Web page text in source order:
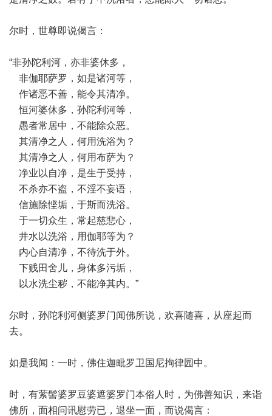
尔时，世尊即说偈言：
“非孙陀利河，亦非婆休多，
非伽耶萨罗，如是诸河等，
作诸恶不善，能令其清净。
恒河婆休多，孙陀利河等，
愚者常居中，不能除众恶。
其清净之人，何用洗浴为？
其清净之人，何用布萨为？
净业以自净，是生于受持，
不杀亦不盗，不淫不妄语，
信施除悭垢，于斯而洗浴。
于一切众生，常起慈悲心，
井水以洗浴，用伽耶等为？
内心自清净，不待洗于外。
下贱田舍儿，身体多污垢，
以水洗尘秽，不能净其内。”
尔时，孙陀利河侧婆罗门闻佛所说，欢喜随喜，从座起而
去。
如是我闻：一时，佛住迦毗罗卫国尼拘律园中。
时，有萦髻婆罗豆婆遮婆罗门本俗人时，为佛善知识，来诣
佛所，面相问讯慰劳已，退坐一面，而说偈言：